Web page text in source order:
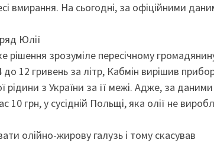
вмирання. На сьогодні, за офіційними
Юлії
зрозуміле пересічному
до 12 гривень за літр, Кабмін вирішив
рідини з України за її межі. Адже, за даними
10 грн, у сусідній Польщі, яка олії не
олійно-жирову галузь і тому скасував